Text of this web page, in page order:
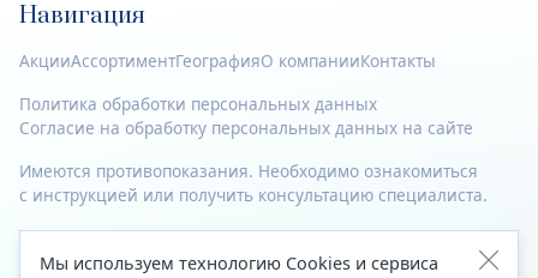
Навигация
АкцииАссортиментГеографияО компанииКонтакты
Политика обработки персональных данных
Согласие на обработку персональных данных на сайте
Имеются противопоказания. Необходимо ознакомиться
с инструкцией или получить консультацию специалиста.
© 2023—2026 Все права защищены.
Мы используем технологию Cookies и сервиса